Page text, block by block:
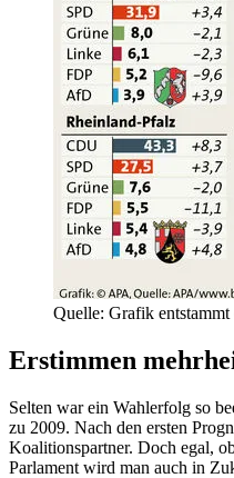
Quelle: Grafik
Erstimmen
Selten war ein Wahlerfolg so
zu 2009. Nach den ersten
Koalitionspartner. Doch egal,
Parlament wird man auch in